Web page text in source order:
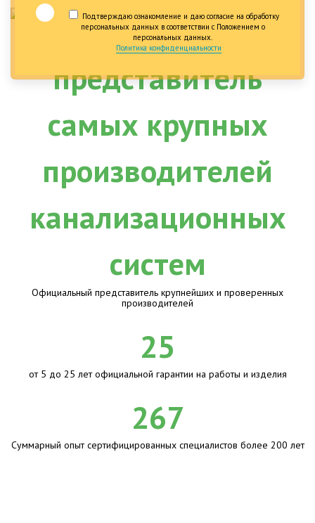
Подтверждаю ознакомление и даю согласие на обработку
персональных данных в соответствии с Положением о
персональных данных.
Политика конфиденциальности
Официальный представитель крупнейших и проверенных
производителей
25
от 5 до 25 лет официальной гарантии на работы и изделия
267
Суммарный опыт сертифицированных специалистов более 200 лет